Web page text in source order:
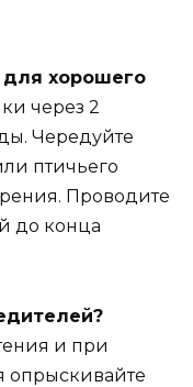
для хорошего
через 2
Чередуйте
птичьего
Проводите
до конца
и при
опрыскивайте